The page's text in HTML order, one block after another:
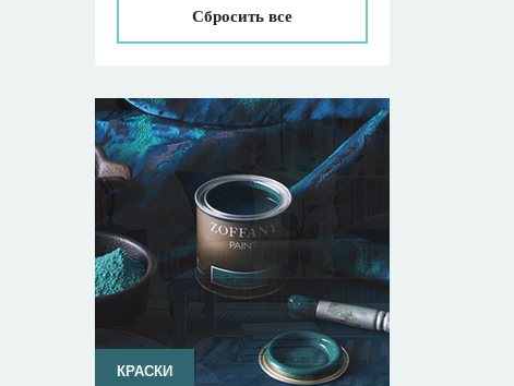
Сбросить все
КРАСКИ
ШТОРЫ